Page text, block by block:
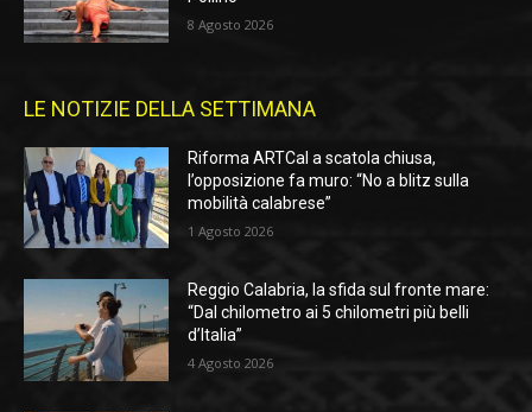
8 Agosto 2026
LE NOTIZIE DELLA SETTIMANA
Riforma ARTCal a scatola chiusa,
l’opposizione fa muro: “No a blitz sulla
mobilità calabrese”
1 Agosto 2026
Reggio Calabria, la sfida sul fronte mare:
“Dal chilometro ai 5 chilometri più belli
d’Italia”
4 Agosto 2026